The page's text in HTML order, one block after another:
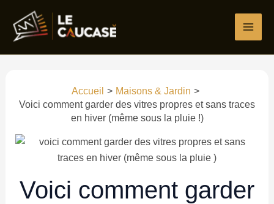
contenu
Accueil
Maisons & Jardin
Voici comment garder des vitres propres et sans traces
en hiver (même sous la pluie !)
Voici comment garder
ici…
mail*